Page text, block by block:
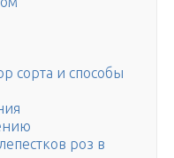
сорта и способы
роз в